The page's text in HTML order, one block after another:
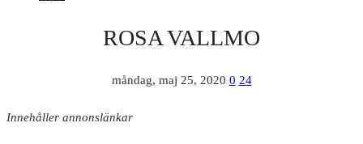
ROSA VALLMO
måndag, maj 25, 2020 0 24
Innehåller annonslänkar